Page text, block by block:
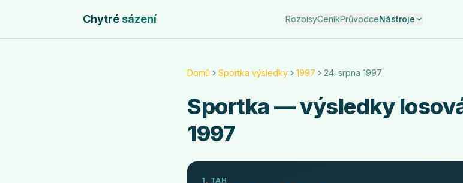
Chytrésázení RozpisyCeníkPrůvodceNástroje
Domů Sportka výsledky 1997 24. srpna 1997
Sportka— výsledky
1997
1. TAH